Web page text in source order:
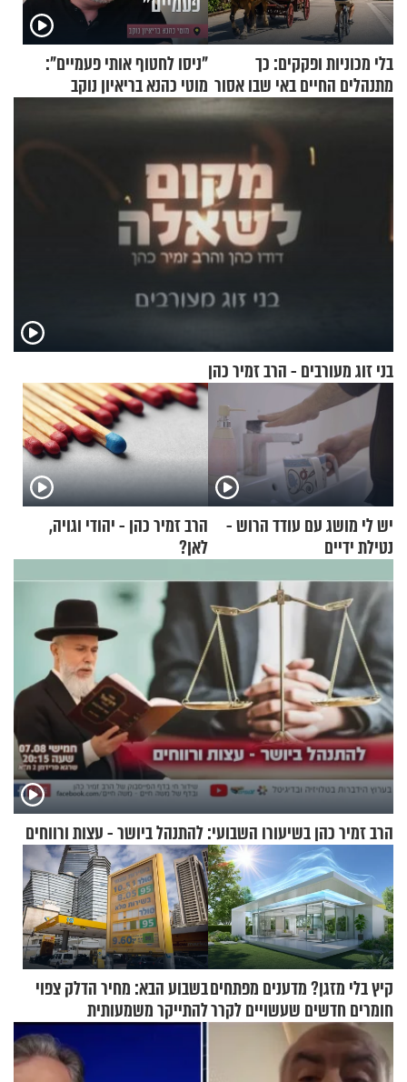
בלי מכוניות ופקקים: כך
מתנהלים החיים באי שבו אסור
"ניסו לחטוף אותי פעמיים":
מוטי כהנא בריאיון נוקב
בני זוג מעורבים - הרב זמיר כהן
יש לי מושג עם עודד הרוש -
נטילת ידיים
הרב זמיר כהן - יהודי וגויה,
לאן?
הרב זמיר כהן בשיעורו השבועי: להתנהל ביושר - עצות ורווחים
קיץ בלי מזגן? מדענים מפתחים
חומרים חדשים שעשויים לקרר
בתים
בשבוע הבא: מחיר הדלק צפוי
להתייקר משמעותית